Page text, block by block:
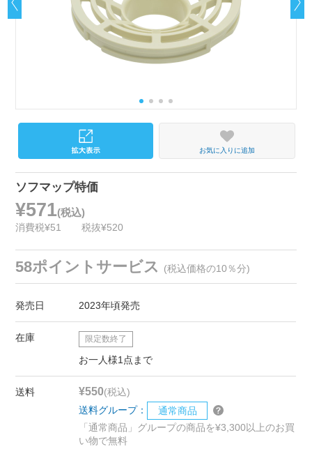
お気に入りに追加
ソフマップ特価
¥571(税込)
消費税¥51 税抜¥520
58ポイントサービス (税込価格の10％分)
発売日 2023年頃発売
在庫 限定数終了
お一人様1点まで
送料 ¥550(税込)
送料グループ：
通常商品
「通常商品」グループの商品を¥3,300以上のお買
い物で無料